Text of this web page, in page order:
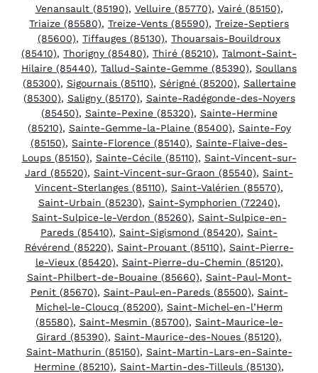
Venansault (85190), Velluire (85770), Vairé (85150),
Triaize (85580), Treize-Vents (85590), Treize-Septiers
(85600), Tiffauges (85130), Thouarsais-Bouildroux
(85410), Thorigny (85480), Thiré (85210), Talmont-Saint-
Hilaire (85440), Tallud-Sainte-Gemme (85390), Soullans
(85300), Sigournais (85110), Sérigné (85200), Sallertaine
(85300), Saligny (85170), Sainte-Radégonde-des-Noyers
(85450), Sainte-Pexine (85320), Sainte-Hermine
(85210), Sainte-Gemme-la-Plaine (85400), Sainte-Foy
(85150), Sainte-Florence (85140), Sainte-Flaive-des-
Loups (85150), Sainte-Cécile (85110), Saint-Vincent-sur-
Jard (85520), Saint-Vincent-sur-Graon (85540), Saint-
Vincent-Sterlanges (85110), Saint-Valérien (85570),
Saint-Urbain (85230), Saint-Symphorien (72240),
Saint-Sulpice-le-Verdon (85260), Saint-Sulpice-en-
Pareds (85410), Saint-Sigismond (85420), Saint-
Révérend (85220), Saint-Prouant (85110), Saint-Pierre-
le-Vieux (85420), Saint-Pierre-du-Chemin (85120),
Saint-Philbert-de-Bouaine (85660), Saint-Paul-Mont-
Penit (85670), Saint-Paul-en-Pareds (85500), Saint-
Michel-le-Cloucq (85200), Saint-Michel-en-l’Herm
(85580), Saint-Mesmin (85700), Saint-Maurice-le-
Girard (85390), Saint-Maurice-des-Noues (85120),
Saint-Mathurin (85150), Saint-Martin-Lars-en-Sainte-
Hermine (85210), Saint-Martin-des-Tilleuls (85130),